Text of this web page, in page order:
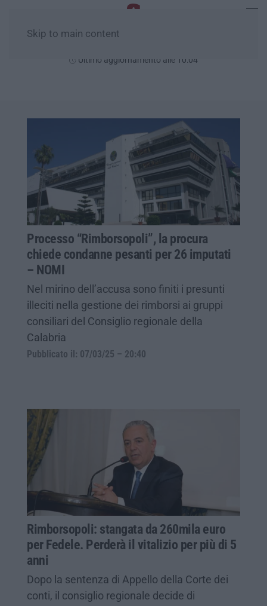
Skip to main content
Ultimo aggiornamento alle 10:04
Processo “Rimborsopoli”, la procura
chiede condanne pesanti per 26 imputati
– NOMI
Nel mirino dell’accusa sono finiti i presunti
illeciti nella gestione dei rimborsi ai gruppi
consiliari del Consiglio regionale della
Calabria
Pubblicato il: 07/03/25 – 20:40
Rimborsopoli: stangata da 260mila euro
per Fedele. Perderà il vitalizio per più di 5
anni
Dopo la sentenza di Appello della Corte dei
conti, il consiglio regionale decide di